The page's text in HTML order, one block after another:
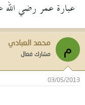
عبارة عمر رضي الله
م محمد العبادي
مشارك فعال
03/05/2013